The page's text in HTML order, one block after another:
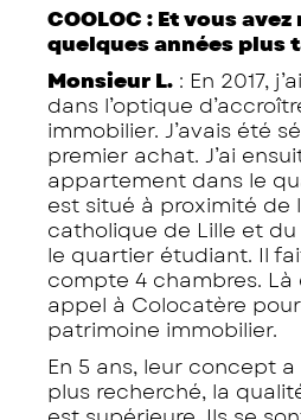
COOLOC : Et vous
quelques années plus
Monsieur L. : En 2017,
dans l’optique
immobilier. J’avais été
premier achat. J’ai
appartement dans le
est situé à proximité de
catholique de Lille et
le quartier étudiant. Il
compte 4 chambres. Là
appel à Colocatère
patrimoine immobilier.
En 5 ans, leur concept a
plus recherché, la